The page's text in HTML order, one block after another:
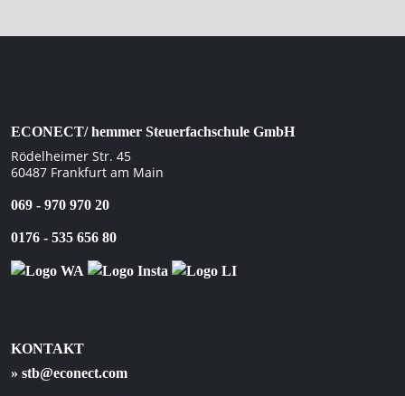
ECONECT/ hemmer Steuerfachschule GmbH
Rödelheimer Str. 45
60487 Frankfurt am Main
069 - 970 970 20
0176 - 535 656 80
KONTAKT
» stb@econect.com